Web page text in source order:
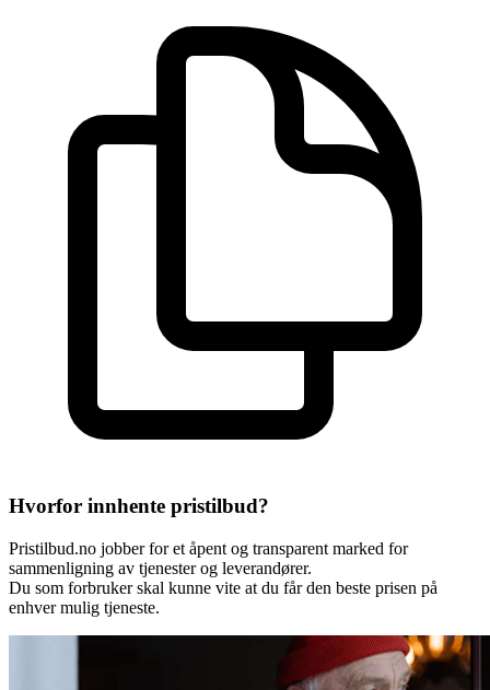
Hvorfor innhente pristilbud?
Pristilbud.no jobber for et åpent og transparent marked for
sammenligning av tjenester og leverandører.
Du som forbruker skal kunne vite at du får den beste prisen på
enhver mulig tjeneste.